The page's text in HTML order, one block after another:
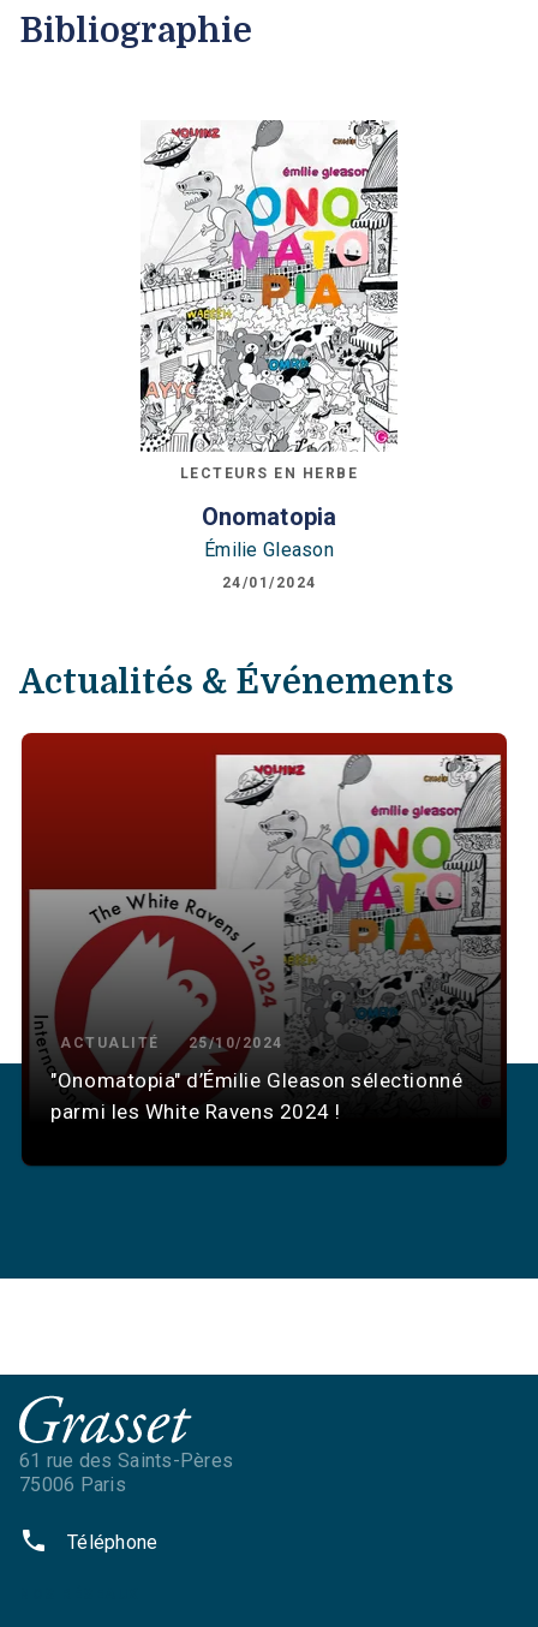
Bibliographie
LECTEURS EN HERBE
Onomatopia
Émilie Gleason
24/01/2024
Actualités & Événements
ACTUALITÉ 25/10/2024
"Onomatopia" d’Émilie Gleason sélectionné
parmi les White Ravens 2024 !
61 rue des Saints-Pères
75006 Paris
phone Téléphone